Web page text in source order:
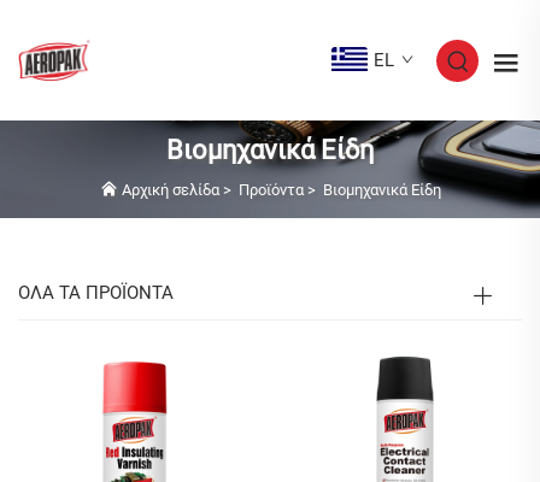
EL
Βιομηχανικά Είδη
Αρχική σελίδα> Προϊόντα> Βιομηχανικά Είδη
ΟΛΑ ΤΑ ΠΡΟΪΟΝΤΑ